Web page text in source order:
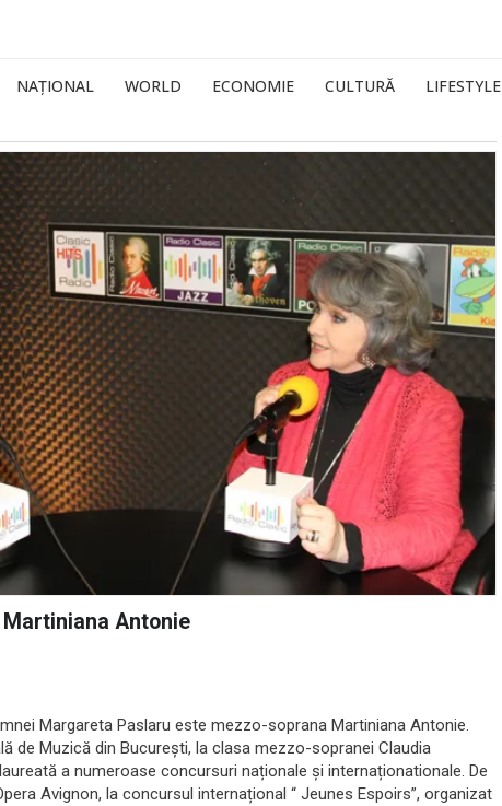
NAȚIONAL WORLD ECONOMIE CULTURĂ LIFESTYLE
Antonie
Margareta Paslaru este mezzo-soprana Martiniana Antonie.
de Muzică din București, la clasa mezzo-sopranei Claudia
a numeroase concursuri naționale și internaționationale. De
Avignon, la concursul internațional “ Jeunes Espoirs”, organizat